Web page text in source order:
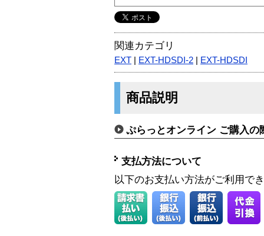
関連カテゴリ
EXT EXT-HDSDI-2 EXT-HDSDI
商品説明
ぷらっとオンライン ご購入の
支払方法について
以下のお支払い方法がご利用で